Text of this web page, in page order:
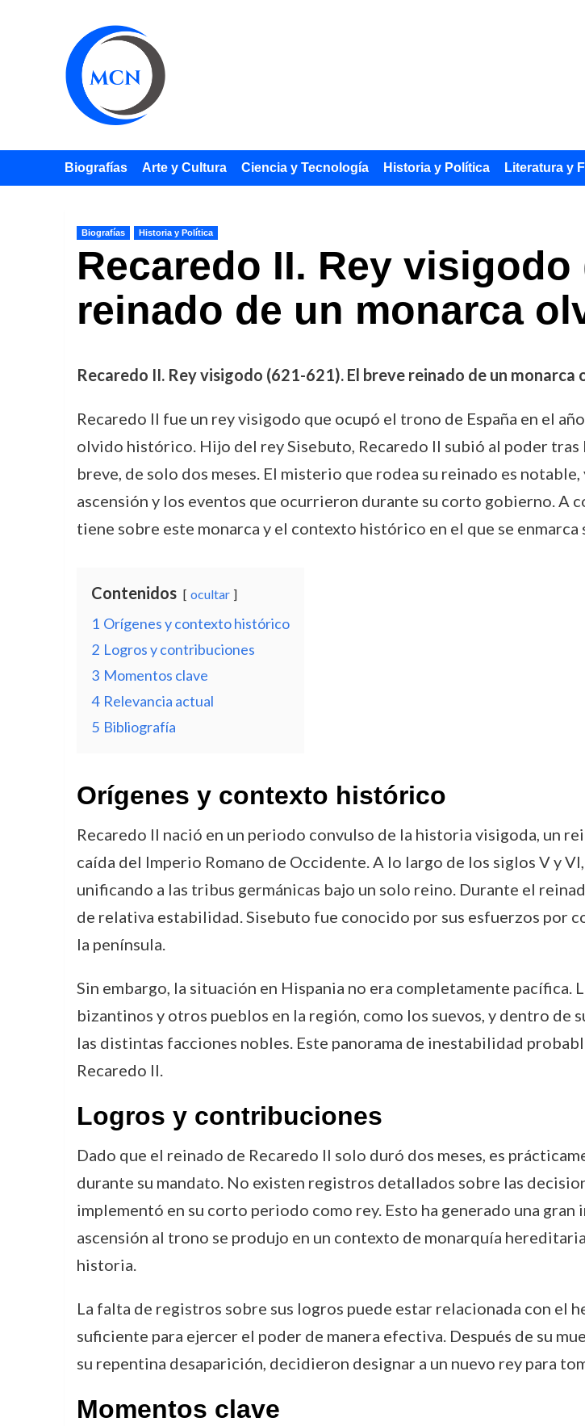
Biografías Arte y Cultura Ciencia y Tecnología Historia y Política Literatura y
Biografías Historia y Política
Recaredo II. Rey visigodo
reinado de un monarca
Recaredo II. Rey visigodo (621-621). El breve reinado de un monarca
Recaredo II fue un rey visigodo que ocupó el trono de España en el
olvido histórico. Hijo del rey Sisebuto, Recaredo II subió al poder tras
breve, de solo dos meses. El misterio que rodea su reinado es
ascensión y los eventos que ocurrieron durante su corto gobierno. A
tiene sobre este monarca y el contexto histórico en el que se enmarca
Contenidos ocultar
1 Orígenes y contexto histórico
2 Logros y contribuciones
3 Momentos clave
4 Relevancia actual
5 Bibliografía
Orígenes y contexto histórico
Recaredo II nació en un periodo convulso de la historia visigoda, un
caída del Imperio Romano de Occidente. A lo largo de los siglos V y
unificando a las tribus germánicas bajo un solo reino. Durante el
de relativa estabilidad. Sisebuto fue conocido por sus esfuerzos por
la península.
Sin embargo, la situación en Hispania no era completamente pacífica.
bizantinos y otros pueblos en la región, como los suevos, y dentro
las distintas facciones nobles. Este panorama de inestabilidad
Recaredo II.
Logros y contribuciones
Dado que el reinado de Recaredo II solo duró dos meses, es
durante su mandato. No existen registros detallados sobre las
implementó en su corto periodo como rey. Esto ha generado una
ascensión al trono se produjo en un contexto de monarquía
historia.
La falta de registros sobre sus logros puede estar relacionada con el
suficiente para ejercer el poder de manera efectiva. Después de su
su repentina desaparición, decidieron designar a un nuevo rey para
Momentos clave